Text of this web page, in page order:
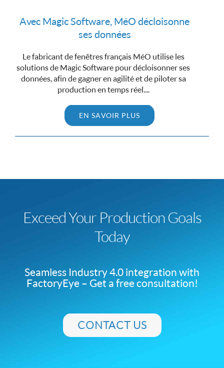
Avec Magic Software, MéO décloisonne
ses données
Le fabricant de fenêtres français MéO utilise les
solutions de Magic Software pour décloisonner ses
données, afin de gagner en agilité et de piloter sa
production en temps réel....
EN SAVOIR PLUS
Exceed Your Production Goals
Today
Seamless Industry 4.0 integration with
FactoryEye – Get a free consultation!
CONTACT US